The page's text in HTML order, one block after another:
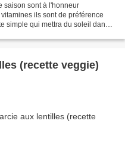
saison sont à l'honneur
ils sont de préférence
simple qui mettra du soleil dans
(recette veggie)